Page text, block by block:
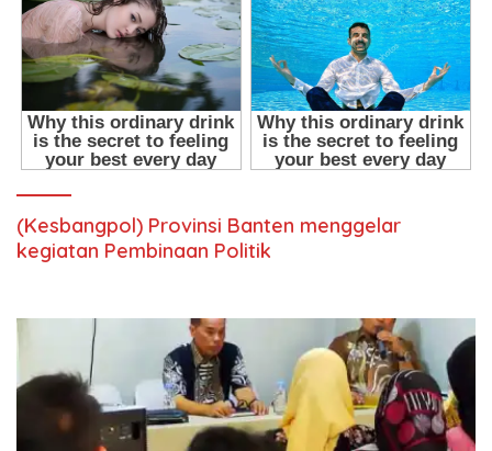
(Kesbangpol) Provinsi Banten menggelar
kegiatan Pembinaan Politik